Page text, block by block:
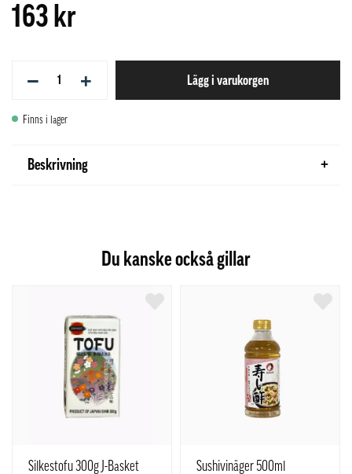
163 kr
− + Lägg i varukorgen
Finns i lager
Beskrivning
Du kanske också gillar
Silkestofu 300g J-Basket
Sushivinäger 500ml